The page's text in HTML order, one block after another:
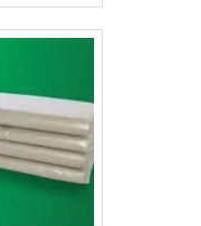
qualquer. Além
Gráfica Lyons
para que as
de qualidade e
melhor impressão